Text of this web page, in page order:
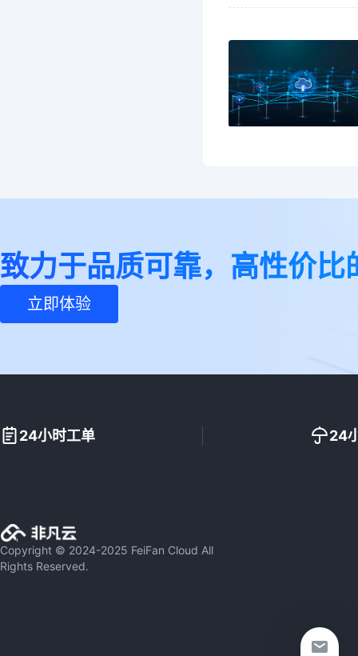
致力于品质可靠，高性价比
立即体验
24小时工单 24
Copyright © 2024-2025 FeiFan Cloud All
Rights Reserved.